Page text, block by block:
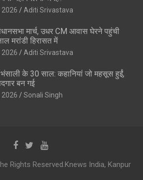
2026 Aditi Srivastava
मार्च, उधर CM आवास घेरने पहुंची
मरांडी हिरासत में
2026 Aditi Srivastava
के 30 साल: कहानियां जो महसूस हुईं,
बन गई
2026 Sonali Singh
Rights Reserved.Knews India, Kanpur